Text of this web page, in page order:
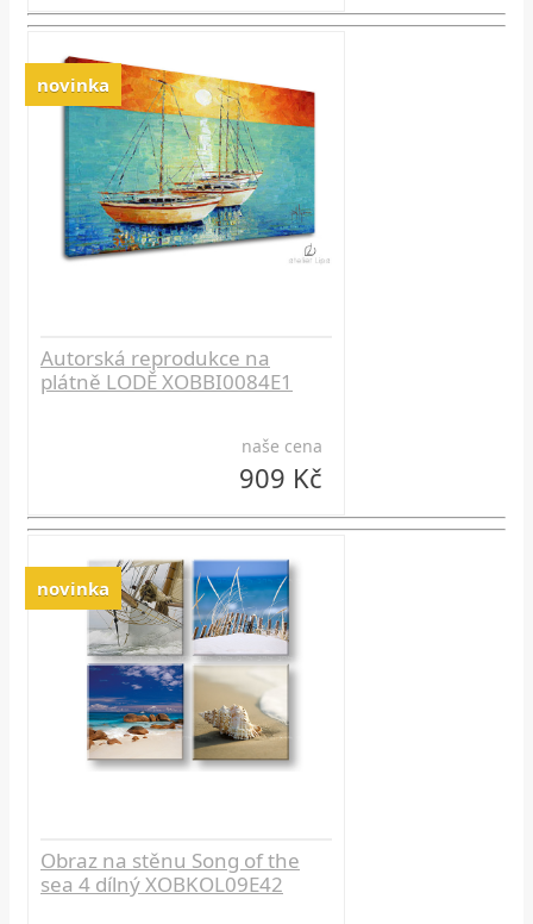
Autorská reprodukce na
plátně LODĚ XOBBI0084E1
naše cena
909 Kč
novinka
Obraz na stěnu Song of the
sea 4 dílný XOBKOL09E42
novinka